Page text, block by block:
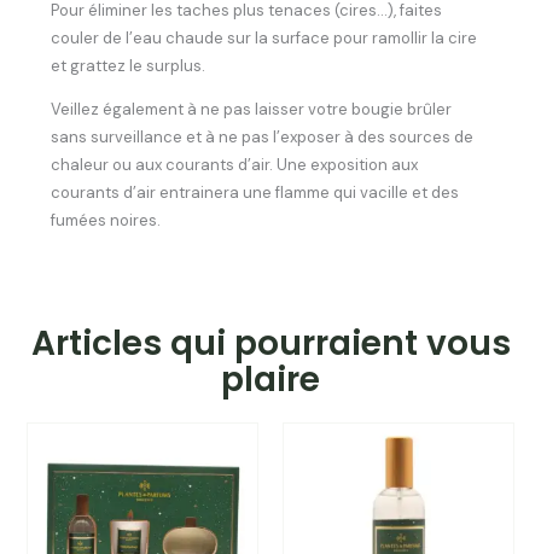
Pour éliminer les taches plus tenaces (cires…), faites
couler de l’eau chaude sur la surface pour ramollir la cire
et grattez le surplus.
Veillez également à ne pas laisser votre bougie brûler
sans surveillance et à ne pas l’exposer à des sources de
chaleur ou aux courants d’air. Une exposition aux
courants d’air entrainera une flamme qui vacille et des
fumées noires.
Articles qui pourraient vous
plaire